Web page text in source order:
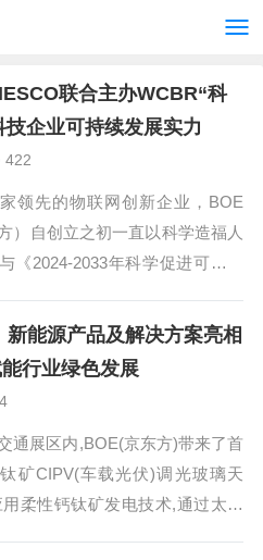
联合主办WCBR“科
企业可持续发展实力
422
领先的物联网创新企业，BOE
方）自创立之初一直以科学造福人
《2024-2033年科学促进可持续
导的“利用全球科学力量，共同
可...
能源产品及解决方案亮相
行业绿色发展
通展区内,BOE(京东方)带来了首
矿CIPV(车载光伏)调光玻璃天
柔性钙钛矿发电技术,通过太阳